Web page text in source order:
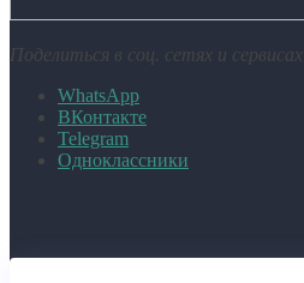
Поделиться в соц. сетях и сервисах:
WhatsApp
ВКонтакте
Telegram
Одноклассники